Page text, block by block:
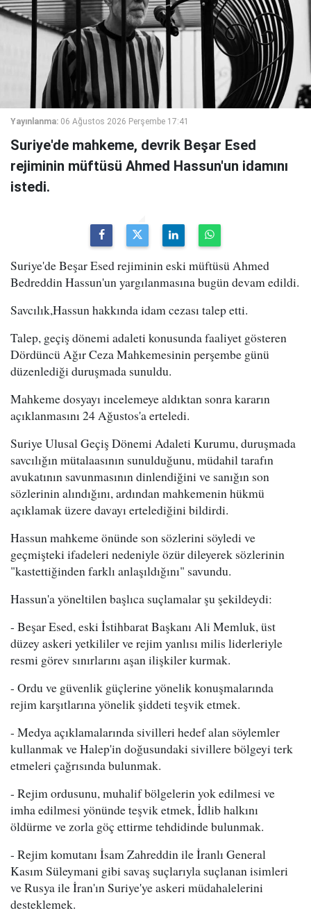
Yayınlanma: 06 Ağustos 2026 Perşembe 17:41
Suriye'de mahkeme, devrik Beşar Esed
rejiminin müftüsü Ahmed Hassun'un idamını
istedi.
Suriye'de Beşar Esed rejiminin eski müftüsü Ahmed
Bedreddin Hassun'un yargılanmasına bugün devam edildi.
Savcılık,Hassun hakkında idam cezası talep etti.
Talep, geçiş dönemi adaleti konusunda faaliyet gösteren
Dördüncü Ağır Ceza Mahkemesinin perşembe günü
düzenlediği duruşmada sunuldu.
Mahkeme dosyayı incelemeye aldıktan sonra kararın
açıklanmasını 24 Ağustos'a erteledi.
Suriye Ulusal Geçiş Dönemi Adaleti Kurumu, duruşmada
savcılığın mütalaasının sunulduğunu, müdahil tarafın
avukatının savunmasının dinlendiğini ve sanığın son
sözlerinin alındığını, ardından mahkemenin hükmü
açıklamak üzere davayı ertelediğini bildirdi.
Hassun mahkeme önünde son sözlerini söyledi ve
geçmişteki ifadeleri nedeniyle özür dileyerek sözlerinin
"kastettiğinden farklı anlaşıldığını" savundu.
Hassun'a yöneltilen başlıca suçlamalar şu şekildeydi:
- Beşar Esed, eski İstihbarat Başkanı Ali Memluk, üst
düzey askeri yetkililer ve rejim yanlısı milis liderleriyle
resmi görev sınırlarını aşan ilişkiler kurmak.
- Ordu ve güvenlik güçlerine yönelik konuşmalarında
rejim karşıtlarına yönelik şiddeti teşvik etmek.
- Medya açıklamalarında sivilleri hedef alan söylemler
kullanmak ve Halep'in doğusundaki sivillere bölgeyi terk
etmeleri çağrısında bulunmak.
- Rejim ordusunu, muhalif bölgelerin yok edilmesi ve
imha edilmesi yönünde teşvik etmek, İdlib halkını
öldürme ve zorla göç ettirme tehdidinde bulunmak.
- Rejim komutanı İsam Zahreddin ile İranlı General
Kasım Süleymani gibi savaş suçlarıyla suçlanan isimleri
ve Rusya ile İran'ın Suriye'ye askeri müdahalelerini
desteklemek.